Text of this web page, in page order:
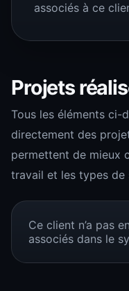
associés à ce
Projets
Tous les éléments ci-
directement des
permettent de mieux
travail et les types de
Ce client n’a pas
associés dans le